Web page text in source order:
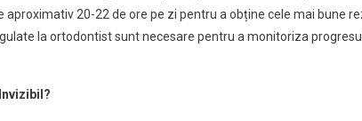
20-22 de ore pe zi pentru a obține cele mai bune
la ortodontist sunt necesare pentru a monitoriza